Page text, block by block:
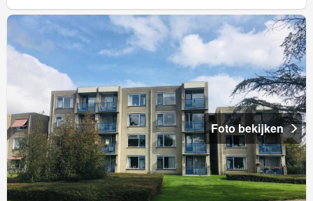
Foto bekijken